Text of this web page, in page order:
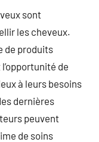
sont
les cheveux.
de produits
de
à leurs besoins
dernières
peuvent
de soins